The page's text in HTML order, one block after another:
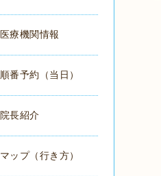
医療機関情報
順番予約（当日）
院長紹介
マップ（行き方）